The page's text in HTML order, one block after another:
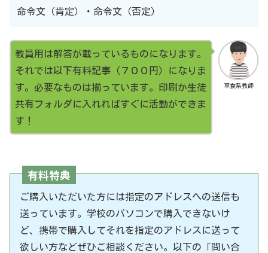
命令文（肯定）・命令文（否定）
草食系教師
教員用は解答が載っているものになります。
それでは以下有料記事（７００円）になりま
す。必要なものは揃っています。印刷か生徒
共有フォルダに入れればすぐに活動ができま
す！
有料特典
ご購入いただいた方には指定のアドレスへの送信も
送っています。学校のパソコンで購入できないけ
ど、携帯で購入してそれを指定のアドレスに送って
欲しい方などぜひご相談ください。以下の「問い合